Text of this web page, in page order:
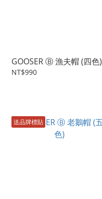
GOOSER Ⓑ 漁夫帽 (四色)
NT$990
送品牌標貼